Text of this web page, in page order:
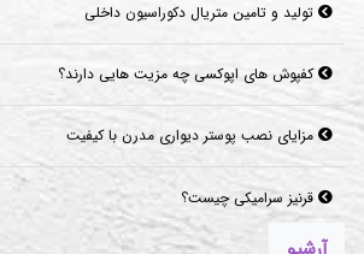
کفپوش های اپوکسی چه مزیت هایی دارند؟
مزایای نصب پوستر دیواری مدرن با کیفیت
قرنیز سرامیکی چیست؟
موکت‌های مناسب برای فضاهای پرتردد و فضاهای اداری